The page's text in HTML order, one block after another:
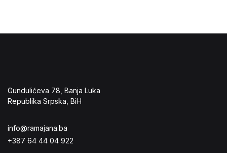
Gundulićeva 78, Banja Luka
Republika Srpska, BiH
info@ramajana.ba
+387 64 44 04 922